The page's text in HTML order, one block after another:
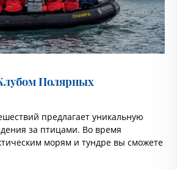
Полярных
предлагает уникальную
за птицами. Во время
морям и тундре вы сможете